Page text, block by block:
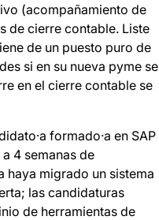
(acompañamiento de
de cierre contable. Liste
de un puesto puro de
si en su nueva pyme se
en el cierre contable se
formado·a en SAP
4 semanas de
haya migrado un sistema
las candidaturas
de herramientas de